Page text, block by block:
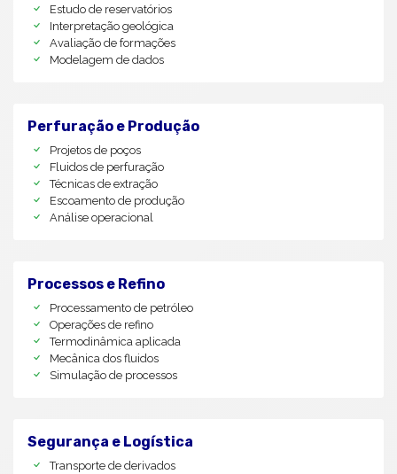
Estudo de reservatórios
Interpretação geológica
Avaliação de formações
Modelagem de dados
Perfuração e Produção
Projetos de poços
Fluidos de perfuração
Técnicas de extração
Escoamento de produção
Análise operacional
Processos e Refino
Processamento de petróleo
Operações de refino
Termodinâmica aplicada
Mecânica dos fluidos
Simulação de processos
Segurança e Logística
Transporte de derivados